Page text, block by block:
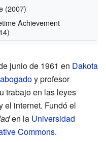
(2007)
Achievement
junio de 1961 en Dakota
abogadoy profesor
trabajo en las leyes
el internet. Fundó el
en la Universidad
Commons.